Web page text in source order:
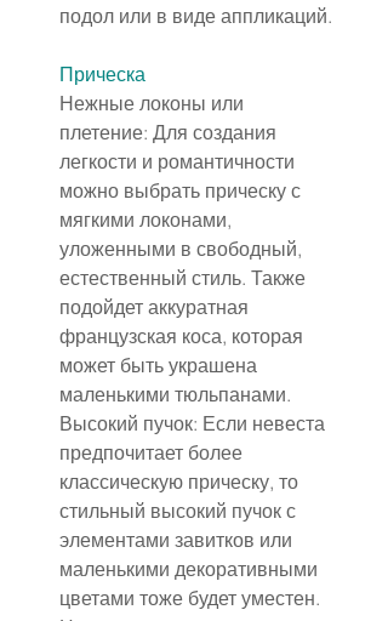
подол или в виде аппликаций.
Прическа
Нежные локоны или
плетение: Для создания
легкости и романтичности
можно выбрать прическу с
мягкими локонами,
уложенными в свободный,
естественный стиль. Также
подойдет аккуратная
французская коса, которая
может быть украшена
маленькими тюльпанами.
Высокий пучок: Если невеста
предпочитает более
классическую прическу, то
стильный высокий пучок с
элементами завитков или
маленькими декоративными
цветами тоже будет уместен.